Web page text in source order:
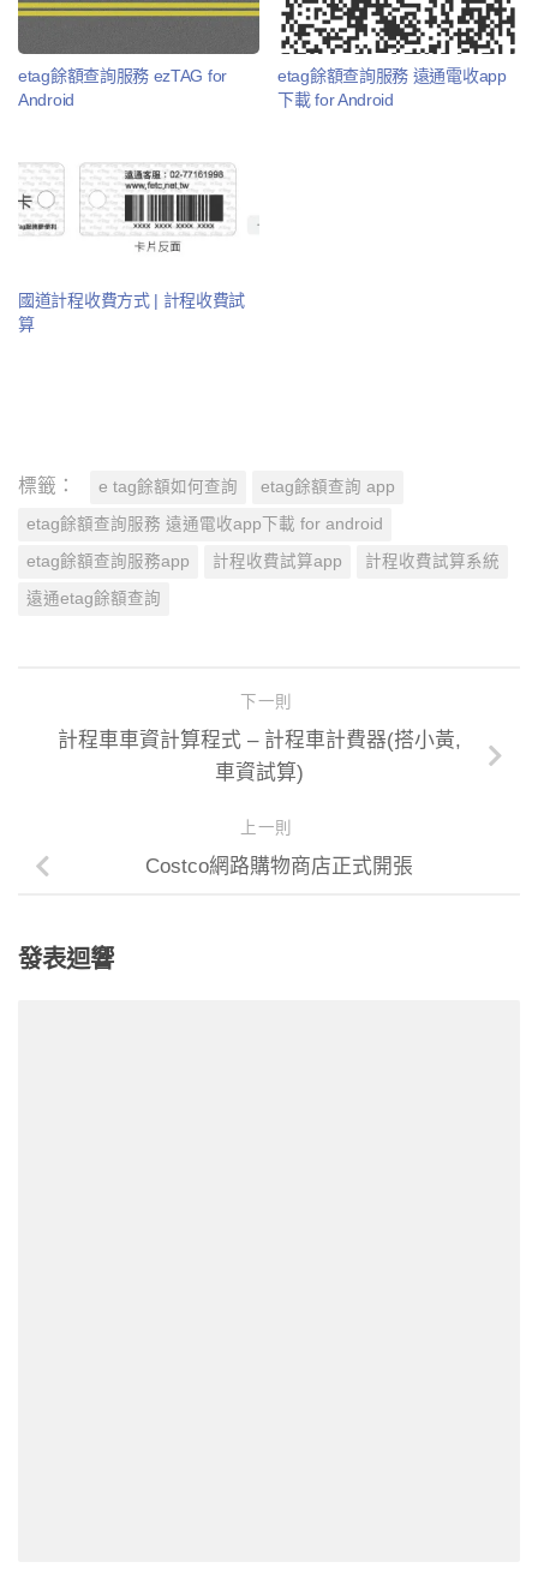
etag餘額查詢服務 ezTAG for
Android
etag餘額查詢服務 遠通電收app
下載 for Android
國道計程收費方式 | 計程收費試
算
標籤： e tag餘額如何查詢 etag餘額查詢 app
etag餘額查詢服務 遠通電收app下載 for android
etag餘額查詢服務app 計程收費試算app 計程收費試算系統
遠通etag餘額查詢
下一則
計程車車資計算程式 – 計程車計費器(搭小黃,
車資試算)
上一則
Costco網路購物商店正式開張
發表迴響